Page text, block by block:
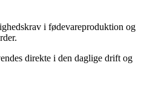
i fødevareproduktion og
direkte i den daglige drift og